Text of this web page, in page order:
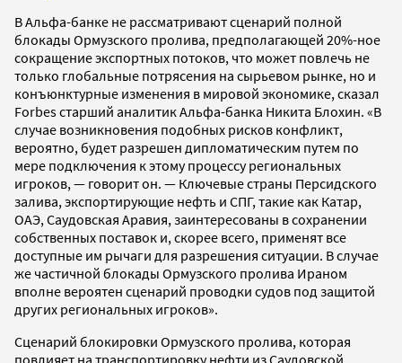
В Альфа-банке не рассматривают сценарий полной
блокады Ормузского пролива, предполагающей 20%-ное
сокращение экспортных потоков, что может повлечь не
только глобальные потрясения на сырьевом рынке, но и
конъюнктурные изменения в мировой экономике, сказал
Forbes старший аналитик Альфа-банка Никита Блохин. «В
случае возникновения подобных рисков конфликт,
вероятно, будет разрешен дипломатическим путем по
мере подключения к этому процессу региональных
игроков, — говорит он. — Ключевые страны Персидского
залива, экспортирующие нефть и СПГ, такие как Катар,
ОАЭ, Саудовская Аравия, заинтересованы в сохранении
собственных поставок и, скорее всего, применят все
доступные им рычаги для разрешения ситуации. В случае
же частичной блокады Ормузского пролива Ираном
вполне вероятен сценарий проводки судов под защитой
других региональных игроков».
Сценарий блокировки Ормузского пролива, которая